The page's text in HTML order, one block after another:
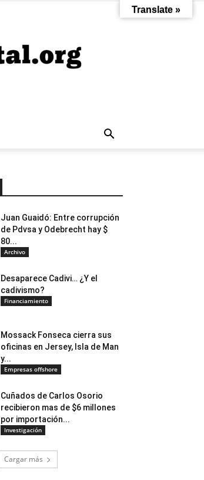
Juan Guaidó: Entre corrupción
de Pdvsa y Odebrecht hay $
80...
Archivo
Desaparece Cadivi… ¿Y el
cadivismo?
Financiamiento
Mossack Fonseca cierra sus
oficinas en Jersey, Isla de Man
y...
Empresas offshore
Cuñados de Carlos Osorio
recibieron mas de $6 millones
por importación...
Investigación
Cargar más
Translate »